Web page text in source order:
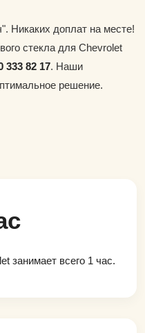
Никаких доплат на месте!
стекла для Chevrolet
333 82 17. Наши
решение.
занимает всего 1 час.